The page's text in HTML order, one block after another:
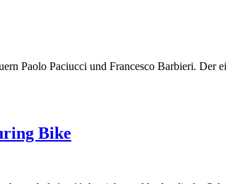
Paolo Paciucci und Francesco Barbieri.
Bike